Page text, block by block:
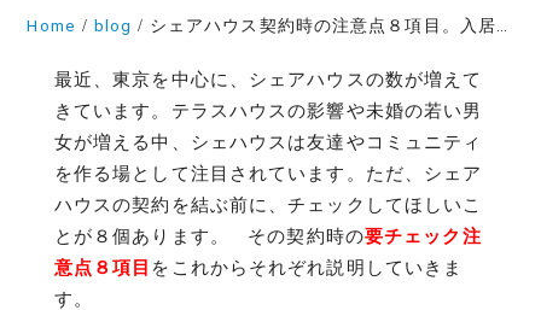
Home blog シェアハウス契約時の注意点８項目。入居前に要チェック！
最近、東京を中心に、シェアハウスの数が増えて
きています。テラスハウスの影響や未婚の若い男
女が増える中、シェハウスは友達やコミュニティ
を作る場として注目されています。ただ、シェア
ハウスの契約を結ぶ前に、チェックしてほしいこ
とが８個あります。 その契約時の要チェック注
意点８項目 をこれからそれぞれ説明していきま
す。